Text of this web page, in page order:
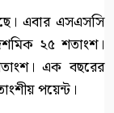
এবার এসএসসি
২৫ শতাংশ।
এক বছরের
পয়েন্ট।